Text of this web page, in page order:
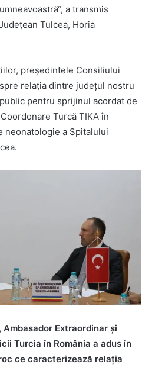
a transmis
Tulcea, Horia
președintele Consiliului
relația dintre județul nostru
pentru sprijinul acordat de
Turcă TIKA în
neonatologie a Spitalului
Ambasador Extraordinar și
Turcia în România a adus în
ce caracterizează relația